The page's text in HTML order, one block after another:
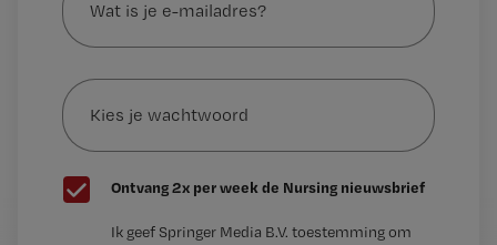
je
mailadres?
Kies
je
wachtwoord
G
e
Ontvang 2x per week de Nursing nieuwsbrief
Ik geef Springer Media B.V. toestemming om